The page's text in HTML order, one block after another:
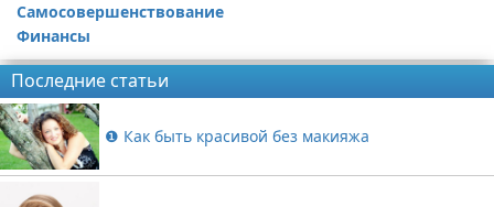
Самосовершенствование
Финансы
Последние статьи
❶ Как быть красивой без макияжа